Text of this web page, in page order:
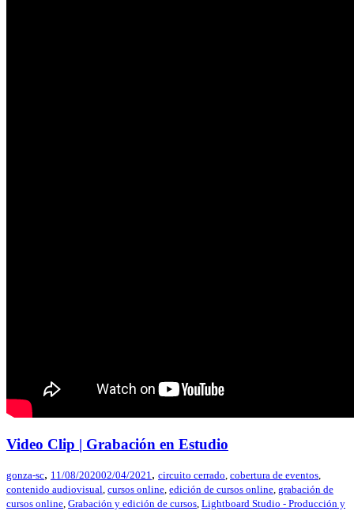
Video Clip | Grabación en Estudio
gonza-sc, 11/08/202002/04/2021, circuito cerrado, cobertura de eventos,
contenido audiovisual, cursos online, edición de cursos online, grabación de
cursos online, Grabación y edición de cursos, Lightboard Studio - Producción y